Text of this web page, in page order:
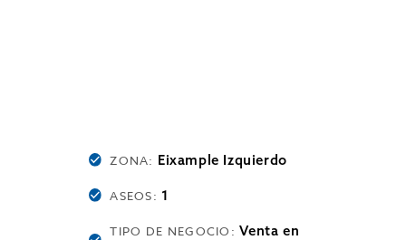
ZONA: Eixample Izquierdo
ASEOS: 1
TIPO DE NEGOCIO:Venta en